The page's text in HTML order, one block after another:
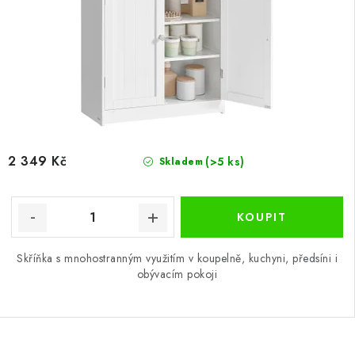
Skladem (>5 ks)
2 349 Kč
Skříňka s mnohostranným využitím v koupelně, kuchyni, předsíni i
obývacím pokoji